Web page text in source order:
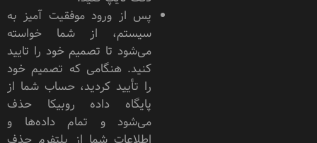
پس از ورود موفقیت آمیز به
سیستم، از شما خواسته
می‌شود تا تصمیم خود را تایید
کنید. هنگامی که تصمیم خود
را تأیید کردید، حساب شما از
پایگاه داده روبیکا حذف
می‌شود و تمام داده‌ها و